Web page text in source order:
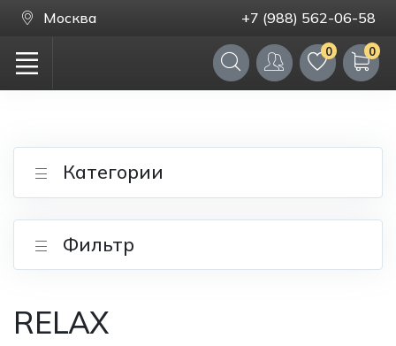
Москва +7 (988) 562-06-58
0 0
Категории
Фильтр
RELAX